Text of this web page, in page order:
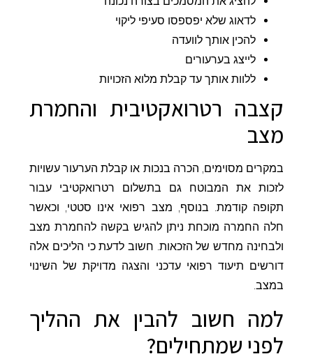
לדאוג שלא יפספסו סעיפי ליקוי
להכין אותך לוועדה
לייצג בערעורים
ללוות אותך עד קבלת מלוא הזכויות
קצבה רטרואקטיבית והחמרת
מצב
במקרים מסוימים, הכרה בנכות או קבלת הערעור עשויות
לזכות את המבוטח גם בתשלום רטרואקטיבי עבור
תקופה קודמת. בנוסף, מצב רפואי אינו סטטי, וכאשר
חלה החמרה מוכחת ניתן להגיש בקשה להחמרת מצב
ולבחינה מחדש של הזכאות. חשוב לדעת כי הליכים אלה
דורשים תיעוד רפואי עדכני והצגה מדויקת של השינוי
במצב.
למה חשוב להבין את ההליך
לפני שמתחילים?